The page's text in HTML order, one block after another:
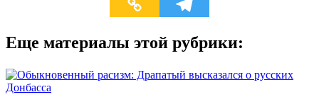
Еще материалы этой рубрики: